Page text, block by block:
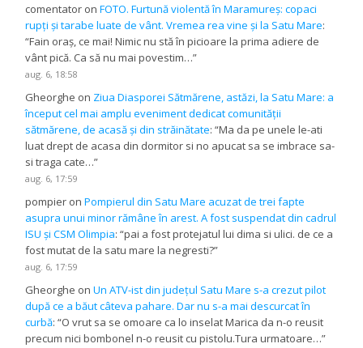
comentator onFOTO. Furtună violentă în Maramureș: copaci
rupți și tarabe luate de vânt. Vremea rea vine și la Satu Mare:
“Fain oraș, ce mai! Nimic nu stă în picioare la prima adiere de
vânt pică. Ca să nu mai povestim…”
aug. 6, 18:58
Gheorghe on Ziua Diasporei Sătmărene, astăzi, la Satu Mare: a
început cel mai amplu eveniment dedicat comunității
sătmărene, de acasă și din străinătate: “Ma da pe unele le-ati
luat drept de acasa din dormitor si no apucat sa se imbrace sa-
si traga cate…”
aug. 6, 17:59
pompier onPompierul din Satu Mare acuzat de trei fapte
asupra unui minor rămâne în arest. A fost suspendat din cadrul
ISU și CSM Olimpia: “pai a fost protejatul lui dima si ulici. de ce a
fost mutat de la satu mare la negresti?”
aug. 6, 17:59
Gheorghe onUn ATV-ist din județul Satu Mare s-a crezut pilot
după ce a băut câteva pahare. Dar nu s-a mai descurcat în
curbă: “O vrut sa se omoare ca lo inselat Marica da n-o reusit
precum nici bombonel n-o reusit cu pistolu.Tura urmatoare…”